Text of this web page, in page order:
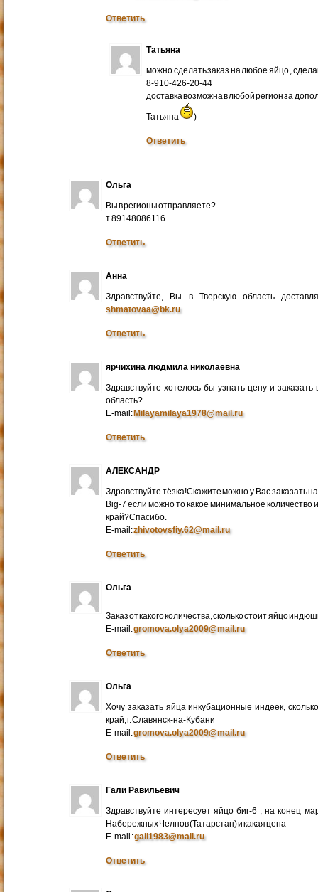
Ответить
Татьяна
можно сделать заказ на любое яйцо ,
8-910-426-20-44
доставка возможна в любой регион за
Татьяна )
Ответить
Ольга
Вы в регионы отправляете?
т.89148086116
Ответить
Анна
Здравствуйте, Вы в Тверскую область
shmatovaa@bk.ru
Ответить
ярчихина людмила николаевна
Здравствуйте хотелось бы узнать цену и
область?
E-mail:Milayamilaya1978@mail.ru
Ответить
АЛЕКСАНДР
Здравствуйте тёзка!Скажите можно у Вас заказать
Big-7 если можно то какое минимальное количество
край?Спасибо.
E-mail:zhivotovsfiy.62@mail.ru
Ответить
Ольга
Заказ от какого количества, сколько стоит яйцо
E-mail:gromova.olya2009@mail.ru
Ответить
Ольга
Хочу заказать яйца инкубационные индеек,
край, г. Славянск-на-Кубани
E-mail:gromova.olya2009@mail.ru
Ответить
Гали Равильевич
Здравствуйте интересует яйцо биг-6 , на конец
Набережных Челнов (Татарстан) и какая цена
E-mail :gali1983@mail.ru
Ответить